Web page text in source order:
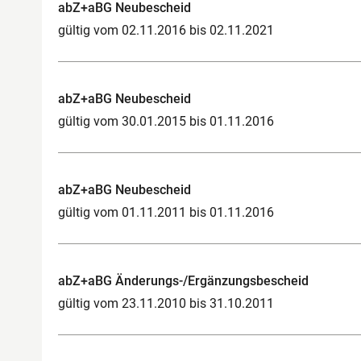
abZ+aBG Neubescheid
gültig vom 02.11.2016 bis 02.11.2021
abZ+aBG Neubescheid
gültig vom 30.01.2015 bis 01.11.2016
abZ+aBG Neubescheid
gültig vom 01.11.2011 bis 01.11.2016
abZ+aBG Änderungs-/Ergänzungsbescheid
gültig vom 23.11.2010 bis 31.10.2011